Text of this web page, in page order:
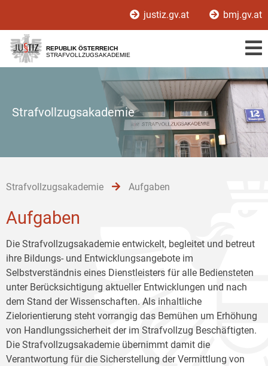
[1]
[2]
[3]
justiz.gv.at bmj.gv.at
REPUBLIK ÖSTERREICH
STRAFVOLLZUGSAKADEMIE
Strafvollzugsakademie
Strafvollzugsakademie Aufgaben
Aufgaben
Die Strafvollzugsakademie entwickelt, begleitet und betreut
ihre Bildungs- und Entwicklungsangebote im
Selbstverständnis eines Dienstleisters für alle Bediensteten
unter Berücksichtigung aktueller Entwicklungen und nach
dem Stand der Wissenschaften. Als inhaltliche
Zielorientierung steht vorrangig das Bemühen um Erhöhung
von Handlungssicherheit der im Strafvollzug Beschäftigten.
Die Strafvollzugsakademie übernimmt damit die
Verantwortung für die Sicherstellung der Vermittlung von